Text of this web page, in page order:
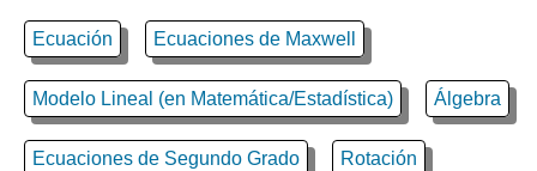
Ecuación Ecuaciones de Maxwell
Modelo Lineal (en Matemática/Estadística) Álgebra
Ecuaciones de Segundo Grado Rotación